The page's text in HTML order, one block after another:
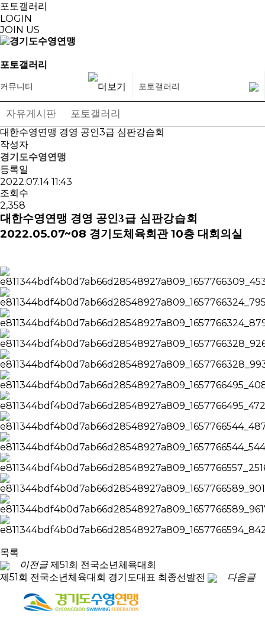
포토갤러리
LOGIN
JOIN US
포토갤러리
커뮤니티 포토갤러리
자유게시판 포토갤러리
대한수영연맹 경영 공인3급 심판강습회
작성자
경기도수영연맹
등록일
2022.07.14 11:43
조회수
2,358
대한수영연맹 경영 공인3급 심판강습회
2022.05.07~08 경기도체육회관 10층 대회의실
목록
이전글 제51회 전국소년체육대회
제51회 전국소년체육대회 경기도대표 최종선발전
다음글